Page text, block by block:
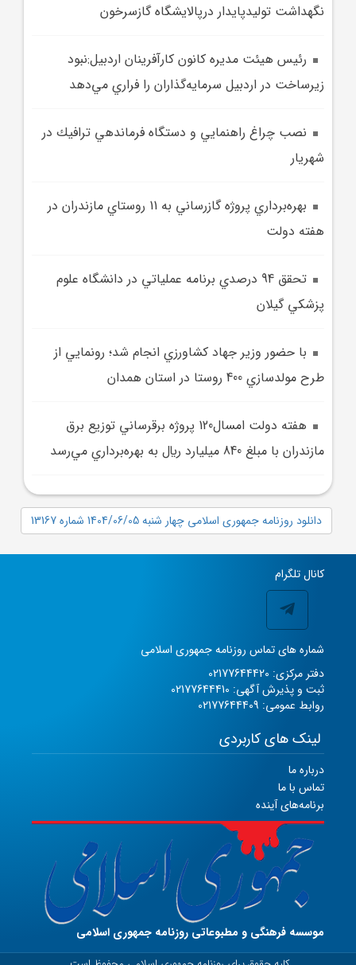
نگهداشت توليدپايدار درپالايشگاه گازسرخون
رئيس هيئت مديره کانون کارآفرينان اردبيل:نبود
زيرساخت در اردبيل سرمايه‌گذاران را فراري مي‌دهد
نصب چراغ راهنمايي و دستگاه فرماندهي ترافيك در
شهريار
بهره‌برداري پروژه گازرساني به 11 روستاي مازندران در
هفته دولت
تحقق 94 درصدي برنامه عملياتي در دانشگاه علوم
پزشکي گيلان
با حضور وزير جهاد کشاورزي انجام شد؛ رونمايي از
طرح مولدسازي 400 روستا در استان همدان
هفته دولت امسال120 پروژه برقرساني توزيع برق
مازندران با مبلغ 840 ميليارد ريال به بهره‌برداري مي‌رسد
دانلود روزنامه جمهوری اسلامی چهار شنبه 1404/06/05 شماره 13167
کانال تلگرام
شماره های تماس روزنامه جمهوری اسلامی
دفتر مرکزی: 02177644420
ثبت و پذیرش آگهی: 02177644410
روابط عمومی: 02177644409
لینک های کاربردی
درباره ما
تماس با ما
برنامه‌های آینده
موسسه فرهنگی و مطبوعاتی روزنامه جمهوری اسلامی